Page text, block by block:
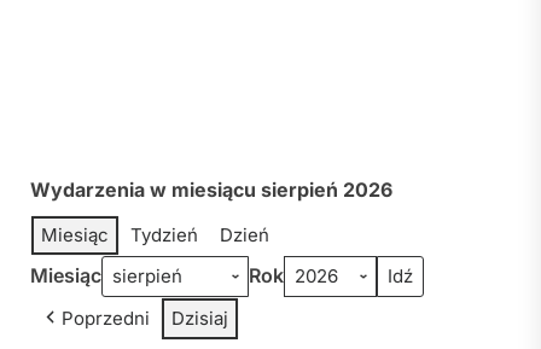
Wydarzenia w miesiącu sierpień 2026
Miesiąc Tydzień Dzień
Miesiąc Rok
Poprzedni Dzisiaj